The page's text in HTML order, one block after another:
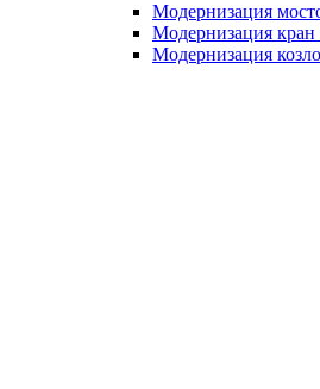
Модернизация
Модернизация кран
Модернизация